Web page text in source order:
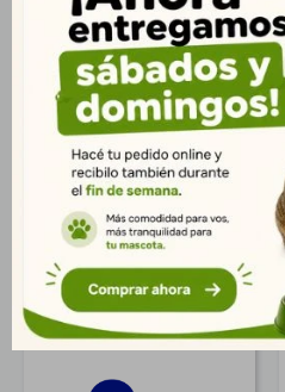
Virbac Cat Kidney
Support 1,5 kg
$ 1.368